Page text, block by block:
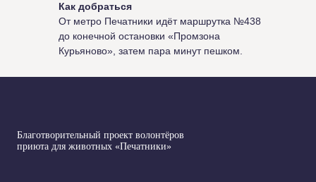
Как добраться
От метро Печатники идёт маршрутка №438
до конечной остановки «Промзона
Курьяново», затем пара минут пешком.
Благотворительный проект волонтёров
приюта для животных «Печатники»